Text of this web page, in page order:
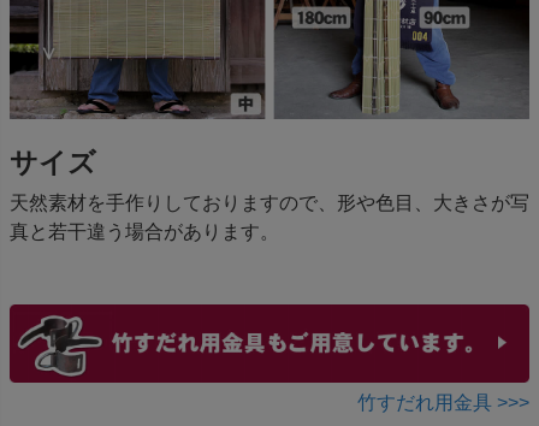
サイズ
天然素材を手作りしておりますので、形や色目、大きさが写
真と若干違う場合があります。
竹すだれ用金具 >>>